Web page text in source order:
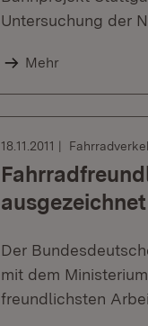
Untersuchung der
Mehr
18.11.2011
ausgezeichnet
Der
mit dem
freundlichsten